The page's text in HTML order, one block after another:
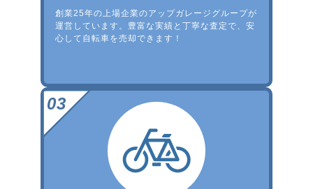
創業25年の上場企業のアップガレージグループが
運営しています。豊富な実績と丁寧な査定で、安
心して自転車を売却できます！